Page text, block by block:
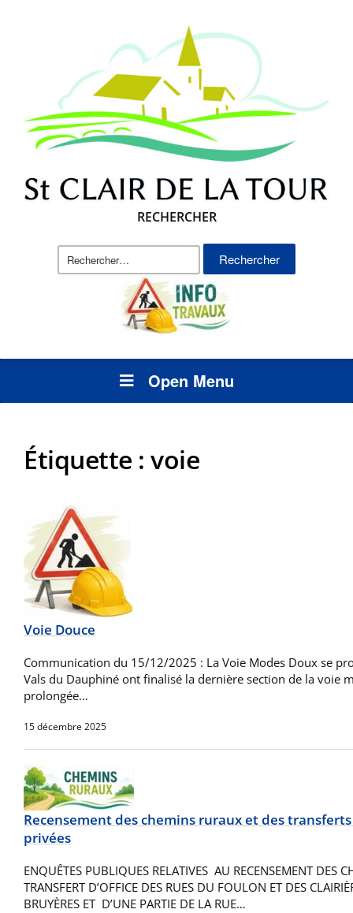
RECHERCHER
Rechercher :
Open Menu
Étiquette : voie
Voie Douce
Communication du 15/12/2025 : La Voie Modes Doux se
Vals du Dauphiné ont finalisé la dernière section de la voie
prolongée…
15 décembre 2025
Recensement des chemins ruraux et des transferts
privées
ENQUÊTES PUBLIQUES RELATIVES AU RECENSEMENT DES
TRANSFERT D’OFFICE DES RUES DU FOULON ET DES
BRUYÈRES ET D’UNE PARTIE DE LA RUE…